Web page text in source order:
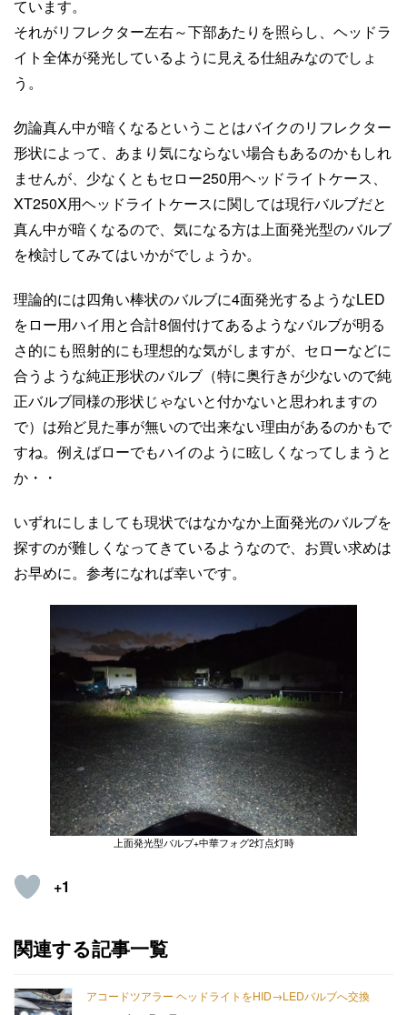
ています。
それがリフレクター左右～下部あたりを照らし、ヘッドラ
イト全体が発光しているように見える仕組みなのでしょ
う。
勿論真ん中が暗くなるということはバイクのリフレクター
形状によって、あまり気にならない場合もあるのかもしれ
ませんが、少なくともセロー250用ヘッドライトケース、
XT250X用ヘッドライトケースに関しては現行バルブだと
真ん中が暗くなるので、気になる方は上面発光型のバルブ
を検討してみてはいかがでしょうか。
理論的には四角い棒状のバルブに4面発光するようなLED
をロー用ハイ用と合計8個付けてあるようなバルブが明る
さ的にも照射的にも理想的な気がしますが、セローなどに
合うような純正形状のバルブ（特に奥行きが少ないので純
正バルブ同様の形状じゃないと付かないと思われますの
で）は殆ど見た事が無いので出来ない理由があるのかもで
すね。例えばローでもハイのように眩しくなってしまうと
か・・
いずれにしましても現状ではなかなか上面発光のバルブを
探すのが難しくなってきているようなので、お買い求めは
お早めに。参考になれば幸いです。
上面発光型バルブ+中華フォグ2灯点灯時
+1
関連する記事一覧
アコードツアラー ヘッドライトをHID→LEDバルブへ交換